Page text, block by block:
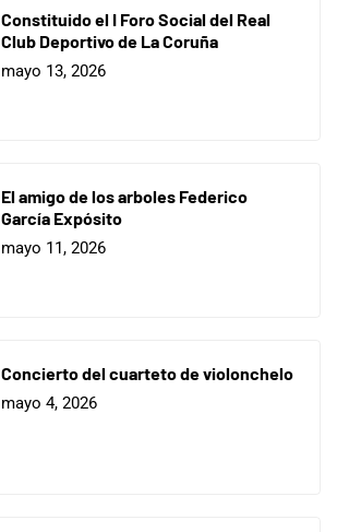
Constituido el I Foro Social del Real
Club Deportivo de La Coruña
mayo 13, 2026
El amigo de los arboles Federico
García Expósito
mayo 11, 2026
Concierto del cuarteto de violonchelo
mayo 4, 2026